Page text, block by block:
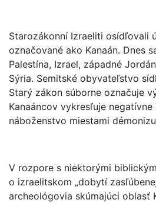
Starozákonní Izraeliti osídľovali
označované ako Kanaán. Dnes
Palestína, Izrael, západné
Sýria. Semitské obyvateľstvo
Starý zákon súborne označuje
Kanaáncov vykresľuje
náboženstvo miestami
V rozpore s niektorými
o izraelitskom „dobytí
archeológovia skúmajúci oblasť